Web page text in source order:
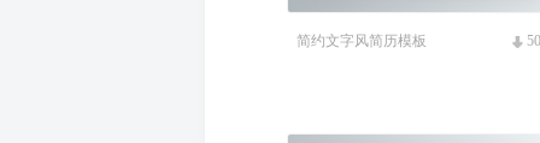
简约文字风简历模板